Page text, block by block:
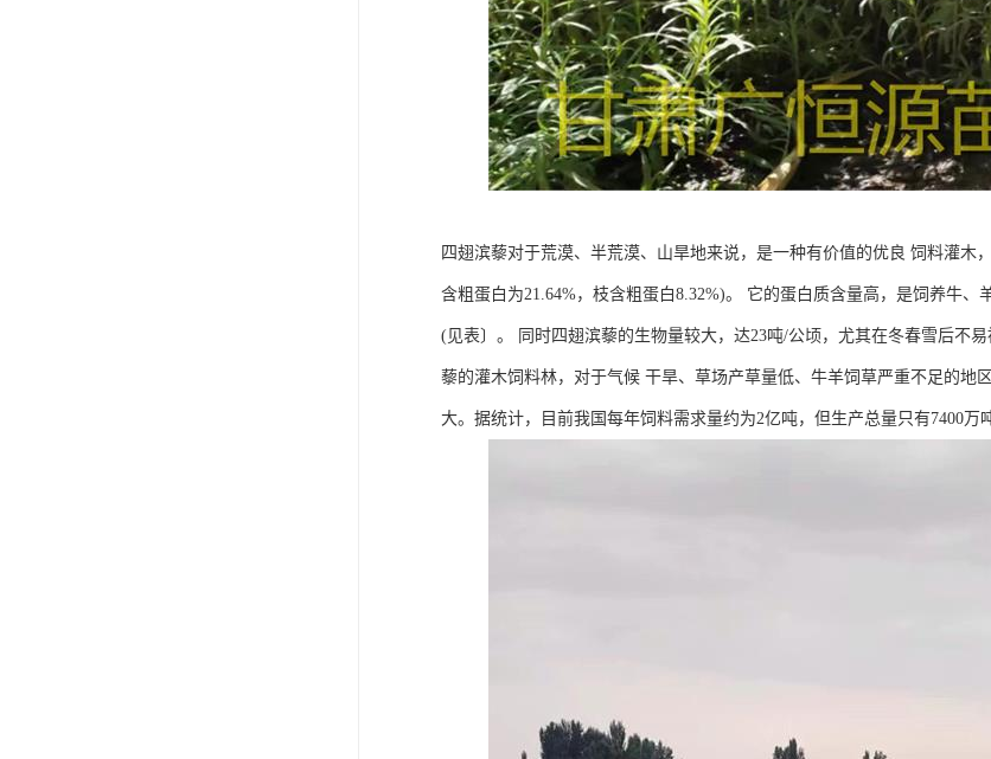
四翅滨藜对于荒漠、半荒漠、山旱地来说，是一种有价值的优良 饲料灌木
含粗蛋白为21.64%，枝含粗蛋白8.32%)。 它的蛋白质含量高，是饲养牛
(见表〕。 同时四翅滨藜的生物量较大，达23吨/公顷，尤其在冬春雪后不
藜的灌木饲料林，对于气候 干旱、草场产草量低、牛羊饲草严重不足的地
大。据统计，目前我国每年饲料需求量约为2亿吨，但生产总量只有7400万